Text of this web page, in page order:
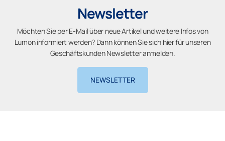
Newsletter
Möchten Sie per E-Mail über neue Artikel und weitere Infos von
Lumon informiert werden? Dann können Sie sich hier für unseren
Geschäftskunden Newsletter anmelden.
NEWSLETTER